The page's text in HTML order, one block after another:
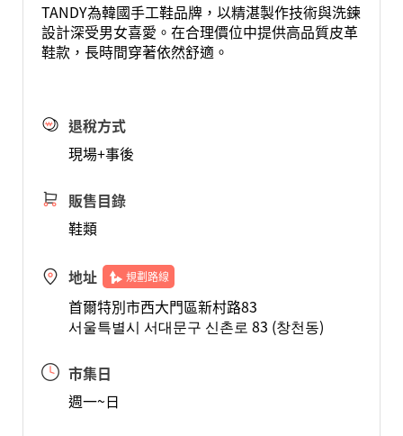
TANDY為韓國手工鞋品牌，以精湛製作技術與洗鍊
設計深受男女喜愛。在合理價位中提供高品質皮革
鞋款，長時間穿著依然舒適。
退稅方式
現場+事後
販售目錄
鞋類
地址 規劃路線
首爾特別市西大門區新村路83
서울특별시 서대문구 신촌로 83 (창천동)
市集日
週一~日